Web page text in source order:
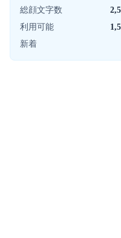
総顔文字数
利用可能
新着